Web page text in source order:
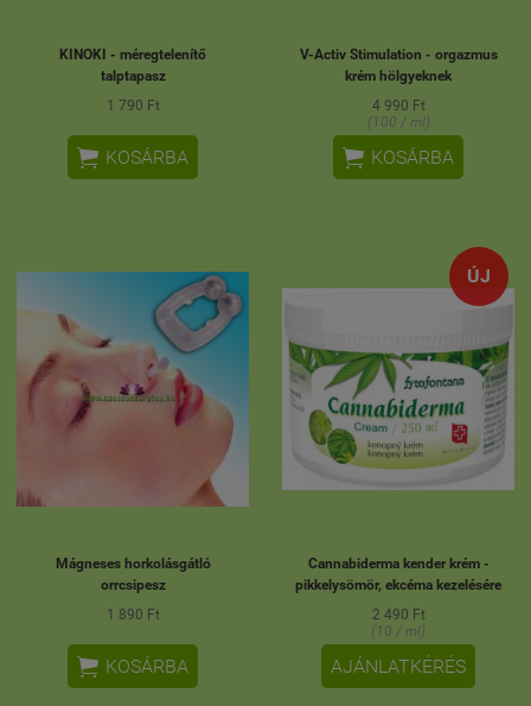
KINOKI - méregtelenítő
talptapasz
1 790 Ft
 KOSÁRBA
V-Activ Stimulation - orgazmus
krém hölgyeknek
4 990 Ft
(100 / ml)
 KOSÁRBA
Mágneses horkolásgátló
orrcsipesz
1 890 Ft
 KOSÁRBA
ÚJ
Cannabiderma kender krém -
pikkelysömör, ekcéma kezelésére
2 490 Ft
(10 / ml)
AJÁNLATKÉRÉS